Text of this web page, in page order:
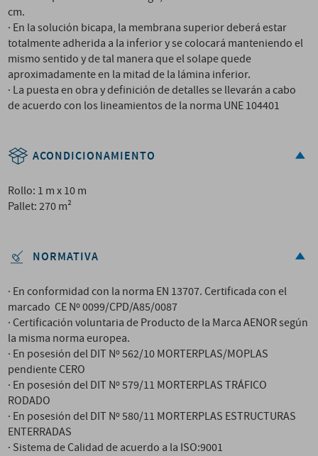
cm.
· En la solución bicapa, la membrana superior deberá estar
totalmente adherida a la inferior y se colocará manteniendo el
mismo sentido y de tal manera que el solape quede
aproximadamente en la mitad de la lámina inferior.
· La puesta en obra y definición de detalles se llevarán a cabo
de acuerdo con los lineamientos de la norma UNE 104401
ACONDICIONAMIENTO
Rollo: 1 m x 10 m
Pallet: 270 m²
NORMATIVA
· En conformidad con la norma EN 13707. Certificada con el
marcado CE Nº 0099/CPD/A85/0087
· Certificación voluntaria de Producto de la Marca AENOR según
la misma norma europea.
· En posesión del DIT Nº 562/10 MORTERPLAS/MOPLAS
pendiente CERO
· En posesión del DIT Nº 579/11 MORTERPLAS TRÁFICO
RODADO
· En posesión del DIT Nº 580/11 MORTERPLAS ESTRUCTURAS
ENTERRADAS
· Sistema de Calidad de acuerdo a la ISO:9001